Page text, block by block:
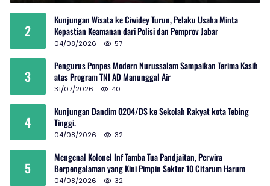
2
Kunjungan Wisata ke Ciwidey Turun, Pelaku Usaha Minta
Kepastian Keamanan dari Polisi dan Pemprov Jabar
04/08/2026 57
3
Pengurus Ponpes Modern Nurussalam Sampaikan Terima Kasih
atas Program TNI AD Manunggal Air
31/07/2026 40
4
Kunjungan Dandim 0204/DS ke Sekolah Rakyat kota Tebing
Tinggi.
04/08/2026 32
5
Mengenal Kolonel Inf Tamba Tua Pandjaitan, Perwira
Berpengalaman yang Kini Pimpin Sektor 10 Citarum Harum
04/08/2026 32